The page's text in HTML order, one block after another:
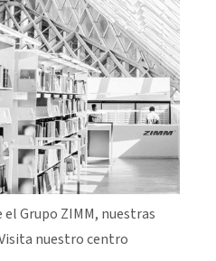
el Grupo ZIMM, nuestras
nuestro centro